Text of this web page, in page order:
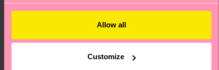
Allow all
Customize
Originalpreis
22 €
Reduzierter Preis
SPARE MIND. 20 %
AUF 3ER-PACKS
Originalpreis
39 €
Reduzierter Preis
AUF LAGER
AUF 3ER-PACKS